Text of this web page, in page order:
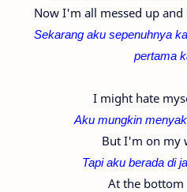
Now I'm all messed up
Sekarang aku sepenuhnya
pertama
I might hate
Aku mungkin
But I'm on my
Tapi aku berada di
At the bottom